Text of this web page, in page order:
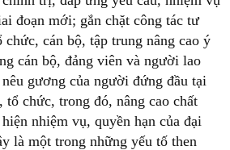
đoạn mới; gắn chặt công tác tư
cán bộ, tập trung nâng cao ý
cán bộ, đảng viên và người lao
gương của người đứng đầu tại
chức, trong đó, nâng cao chất
nhiệm vụ, quyền hạn của đại
là một trong những yếu tố then